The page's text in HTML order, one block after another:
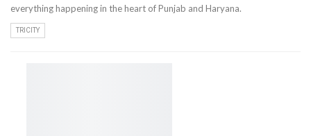
everything happening in the heart of Punjab and Haryana.
TRICITY